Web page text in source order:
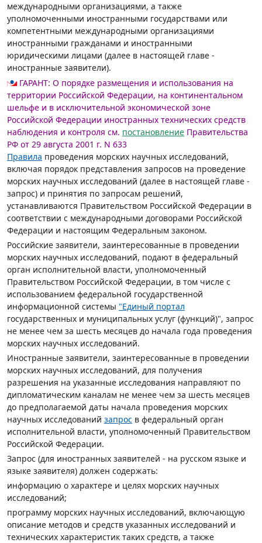
международными организациями, а также
уполномоченными иностранными государствами или
компетентными международными организациями
иностранными гражданами и иностранными
юридическими лицами (далее в настоящей главе -
иностранные заявители).
ГАРАНТ: О порядке размещения и использования на
территории Российской Федерации, на континентальном
шельфе и в исключительной экономической зоне
Российской Федерации иностранных технических средств
наблюдения и контроля см. постановление Правительства
РФ от 29 августа 2001 г. N 633
Правила проведения морских научных исследований,
включая порядок представления запросов на проведение
морских научных исследований (далее в настоящей главе -
запрос) и принятия по запросам решений,
устанавливаются Правительством Российской Федерации в
соответствии с международными договорами Российской
Федерации и настоящим Федеральным законом.
Российские заявители, заинтересованные в проведении
морских научных исследований, подают в федеральный
орган исполнительной власти, уполномоченный
Правительством Российской Федерации, в том числе с
использованием федеральной государственной
информационной системы "Единый портал
государственных и муниципальных услуг (функций)", запрос
не менее чем за шесть месяцев до начала года проведения
морских научных исследований.
Иностранные заявители, заинтересованные в проведении
морских научных исследований, для получения
разрешения на указанные исследования направляют по
дипломатическим каналам не менее чем за шесть месяцев
до предполагаемой даты начала проведения морских
научных исследований запрос в федеральный орган
исполнительной власти, уполномоченный Правительством
Российской Федерации.
Запрос (для иностранных заявителей - на русском языке и
языке заявителя) должен содержать:
информацию о характере и целях морских научных
исследований;
программу морских научных исследований, включающую
описание методов и средств указанных исследований и
технических характеристик таких средств, а также